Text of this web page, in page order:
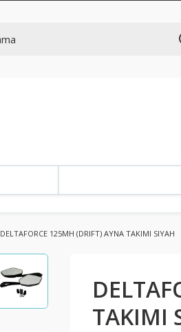
DELTAFORCE 125MH (DRIFT) AYNA TAKIMI SIYAH
TAKIMI